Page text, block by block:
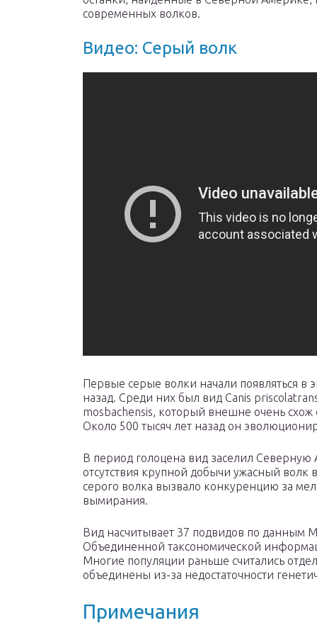
современных волков.
Видео: Серый волк
Первые серые волки начали появляться в
назад. Среди них был вид Canis
mosbachensis, который внешне очень
Около 500 тысяч лет назад он
В период голоцена вид заселил
отсутствия крупной добычи ужасный
серого волка вызвало конкуренцию за
вымирания.
Вид насчитывает 37 подвидов по данным
Объединенной таксономической
Многие популяции раньше считались
объединены из-за недостаточности
Примечания